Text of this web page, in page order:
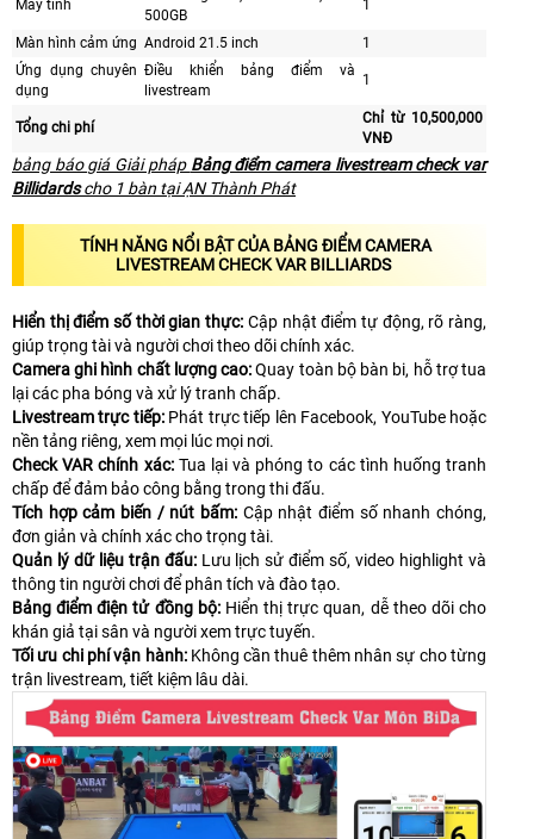
Máy tính
500GB
1
Màn hình cảm ứng Android 21.5 inch
1
Ứng dụng chuyên
dụng
Điều khiển bảng điểm và
livestream
1
Tổng chi phí
Chỉ từ 10,500,000
VNĐ
bảng báo giá Giải pháp Bảng điểm camera livestream check var
Billidardscho 1 bàn tại ẠN Thành Phát
TÍNH NĂNG NỔI BẬT CỦA BẢNG ĐIỂM CAMERA
LIVESTREAM CHECK VAR BILLIARDS
Hiển thị điểm số thời gian thực: Cập nhật điểm tự động, rõ ràng,
giúp trọng tài và người chơi theo dõi chính xác.
Camera ghi hình chất lượng cao:Quay toàn bộ bàn bi, hỗ trợ tua
lại các pha bóng và xử lý tranh chấp.
Livestream trực tiếp:Phát trực tiếp lên Facebook, YouTube hoặc
nền tảng riêng, xem mọi lúc mọi nơi.
Check VAR chính xác:Tua lại và phóng to các tình huống tranh
chấp để đảm bảo công bằng trong thi đấu.
Tích hợp cảm biến / nút bấm: Cập nhật điểm số nhanh chóng,
đơn giản và chính xác cho trọng tài.
Quản lý dữ liệu trận đấu:Lưu lịch sử điểm số, video highlight và
thông tin người chơi để phân tích và đào tạo.
Bảng điểm điện tử đồng bộ:Hiển thị trực quan, dễ theo dõi cho
khán giả tại sân và người xem trực tuyến.
Tối ưu chi phí vận hành:Không cần thuê thêm nhân sự cho từng
trận livestream, tiết kiệm lâu dài.